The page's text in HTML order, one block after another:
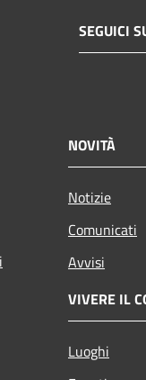
SEGUICI
NOVITÀ
Notizie
Comunicati
Avvisi
VIVERE IL
Luoghi